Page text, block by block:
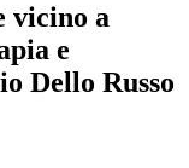
vicino a
e
Dello Russo